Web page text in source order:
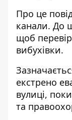
Про це
канали. До
щоб
вибухівки.
екстрено
вулиці,
та